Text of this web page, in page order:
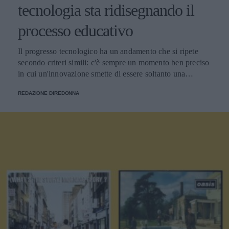
tecnologia sta ridisegnando il
processo educativo
Il progresso tecnologico ha un andamento che si ripete
secondo criteri simili: c'è sempre un momento ben preciso
in cui un'innovazione smette di essere soltanto una
REDAZIONE DIREDONNA